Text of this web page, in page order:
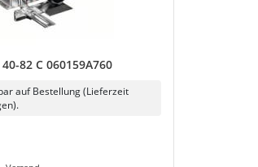
82 C 060159A760
auf Bestellung (Lieferzeit